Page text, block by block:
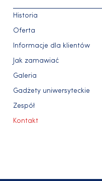
Historia
Oferta
Informacje dla klientów
Jak zamawiać
Galeria
Gadżety uniwersyteckie
Zespół
Kontakt